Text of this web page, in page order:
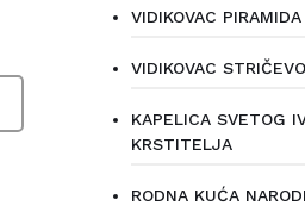
VIDIKOVAC PIRAMIDA
VIDIKOVAC STRIČEVO
KAPELICA SVETOG
KRSTITELJA
RODNA KUĆA